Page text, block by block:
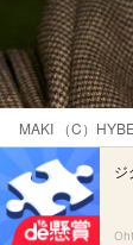
MAKI （C）
ジ